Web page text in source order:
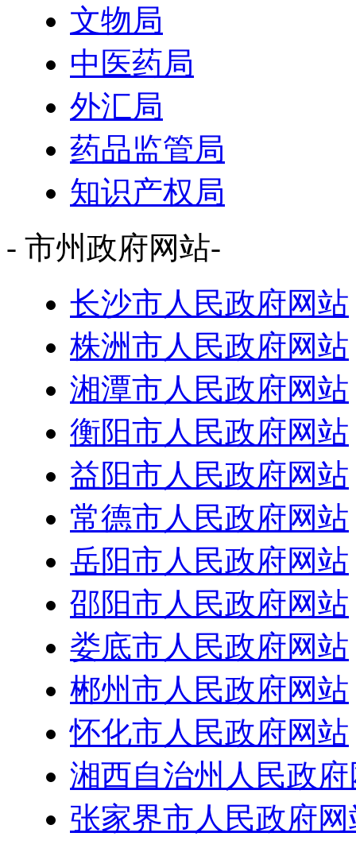
文物局
中医药局
外汇局
药品监管局
知识产权局
- 市州政府网站-
长沙市人民政府网站
株洲市人民政府网站
湘潭市人民政府网站
衡阳市人民政府网站
益阳市人民政府网站
常德市人民政府网站
岳阳市人民政府网站
邵阳市人民政府网站
娄底市人民政府网站
郴州市人民政府网站
怀化市人民政府网站
湘西自治州人民政
张家界市人民政府网